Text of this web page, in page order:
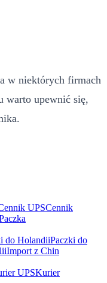
w niektórych firmach
warto upewnić się,
UPSCennik
do HolandiiPaczki do
Import z Chin
UPSKurier